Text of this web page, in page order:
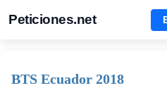
Peticiones.net
BTS Ecuador 2018